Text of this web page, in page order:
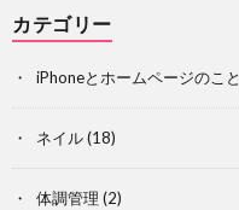
カテゴリー
iPhoneとホームページのこと
ネイル(18)
体調管理 (2)